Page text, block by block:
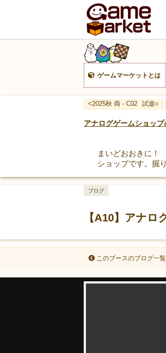
ゲームマーケットとは
<2025秋 両 - C02 試遊○
アナログゲームショッ
まいどおおきに！
ショップです。掘
【A10】アナロ
ブログ
このブースのブログ一